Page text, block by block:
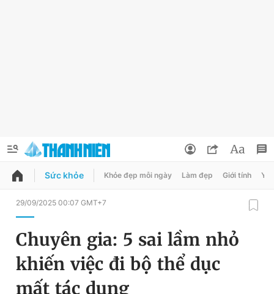
QUẢNG CÁO ĐẶT BÁO
Chuyên mục
Chuyên mục khác
Đổi mật khẩu
Tin đã lưu
Sức khỏe Khỏe đẹp mỗi ngày Làm đẹp Giới tính Y
29/09/2025 00:07 GMT+7
Chuyên gia: 5 sai lầm nhỏ
khiến việc đi bộ thể dục
mất tác dụng